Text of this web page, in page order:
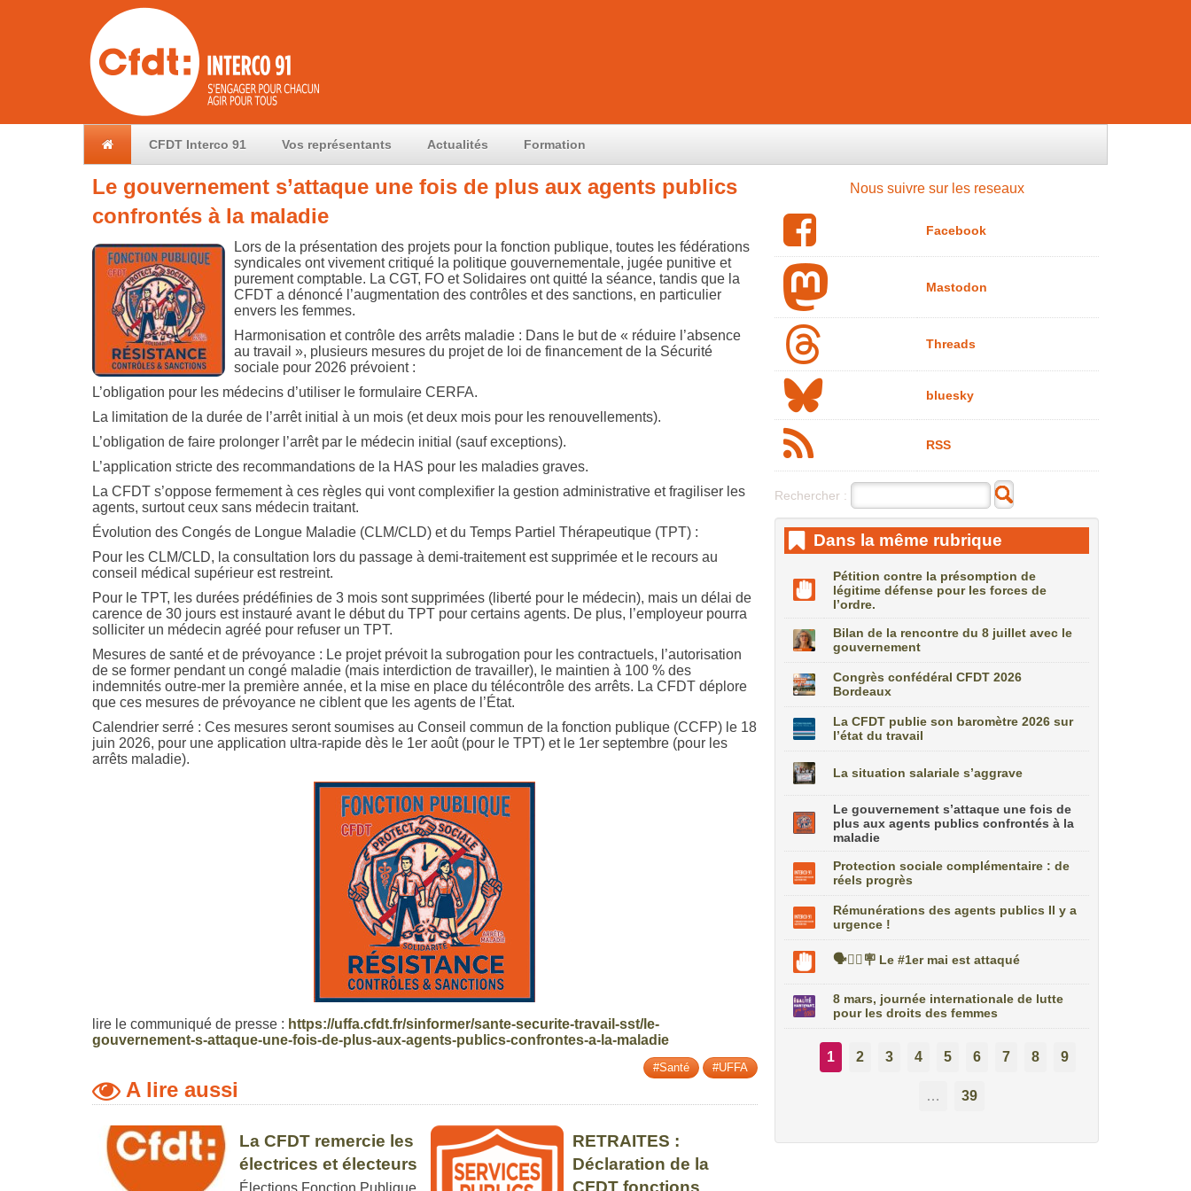
CFDT Interco 91 Vos représentants Actualités Formation
Le gouvernement s’attaque une fois de plus aux agents publics
confrontés à la maladie
Lors de la présentation des projets pour la fonction publique, toutes les fédérations
syndicales ont vivement critiqué la politique gouvernementale, jugée punitive et
purement comptable. La CGT, FO et Solidaires ont quitté la séance, tandis que la
CFDT a dénoncé l’augmentation des contrôles et des sanctions, en particulier
envers les femmes.
Harmonisation et contrôle des arrêts maladie : Dans le but de « réduire l’absence
au travail », plusieurs mesures du projet de loi de financement de la Sécurité
sociale pour 2026 prévoient :
L’obligation pour les médecins d’utiliser le formulaire CERFA.
La limitation de la durée de l’arrêt initial à un mois (et deux mois pour les renouvellements).
L’obligation de faire prolonger l’arrêt par le médecin initial (sauf exceptions).
L’application stricte des recommandations de la HAS pour les maladies graves.
La CFDT s’oppose fermement à ces règles qui vont complexifier la gestion administrative et fragiliser les
agents, surtout ceux sans médecin traitant.
Évolution des Congés de Longue Maladie (CLM/CLD) et du Temps Partiel Thérapeutique (TPT) :
Pour les CLM/CLD, la consultation lors du passage à demi-traitement est supprimée et le recours au
conseil médical supérieur est restreint.
Pour le TPT, les durées prédéfinies de 3 mois sont supprimées (liberté pour le médecin), mais un délai de
carence de 30 jours est instauré avant le début du TPT pour certains agents. De plus, l’employeur pourra
solliciter un médecin agréé pour refuser un TPT.
Mesures de santé et de prévoyance : Le projet prévoit la subrogation pour les contractuels, l’autorisation
de se former pendant un congé maladie (mais interdiction de travailler), le maintien à 100 % des
indemnités outre-mer la première année, et la mise en place du télécontrôle des arrêts. La CFDT déplore
que ces mesures de prévoyance ne ciblent que les agents de l’État.
Calendrier serré : Ces mesures seront soumises au Conseil commun de la fonction publique (CCFP) le 18
juin 2026, pour une application ultra-rapide dès le 1er août (pour le TPT) et le 1er septembre (pour les
arrêts maladie).
lire le communiqué de presse : https://uffa.cfdt.fr/sinformer/sante-securite-travail-sst/le-
gouvernement-s-attaque-une-fois-de-plus-aux-agents-publics-confrontes-a-la-maladie
#Santé #UFFA
A lire aussi
La CFDT remercie les
électrices et électeurs
Élections Fonction Publique
RETRAITES :
Déclaration de la
CFDT fonctions
Nous suivre sur les reseaux
Facebook
Mastodon
Threads
bluesky
RSS
Rechercher :
Dans la même rubrique
Pétition contre la présomption de
légitime défense pour les forces de
l’ordre.
Bilan de la rencontre du 8 juillet avec le
gouvernement
Congrès confédéral CFDT 2026
Bordeaux
La CFDT publie son baromètre 2026 sur
l’état du travail
La situation salariale s’aggrave
Le gouvernement s’attaque une fois de
plus aux agents publics confrontés à la
maladie
Protection sociale complémentaire : de
réels progrès
Rémunérations des agents publics Il y a
urgence !
🗣️✊🏼🪧 Le #1er mai est attaqué
8 mars, journée internationale de lutte
pour les droits des femmes
1 2 3 4 5 6 7 8 9
… 39